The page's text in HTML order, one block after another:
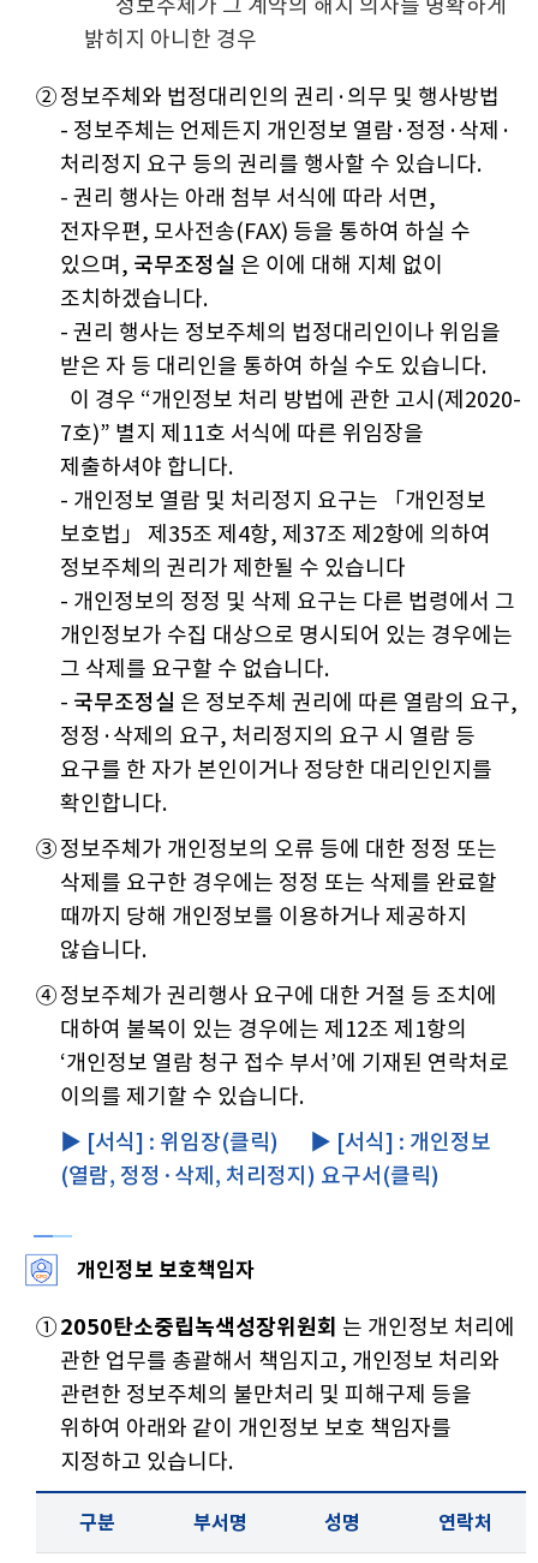
밝히지 아니한 경우
②정보주체와 법정대리인의 권리·의무 및 행사방법
- 정보주체는 언제든지 개인정보 열람·정정·삭제·
처리정지 요구 등의 권리를 행사할 수 있습니다.
- 권리 행사는 아래 첨부 서식에 따라 서면,
전자우편, 모사전송(FAX) 등을 통하여 하실 수
있으며, 국무조정실 은 이에 대해 지체 없이
조치하겠습니다.
- 권리 행사는 정보주체의 법정대리인이나 위임을
받은 자 등 대리인을 통하여 하실 수도 있습니다.
이 경우 “개인정보 처리 방법에 관한 고시(제2020-
7호)” 별지 제11호 서식에 따른 위임장을
제출하셔야 합니다.
- 개인정보 열람 및 처리정지 요구는 「개인정보
보호법」 제35조 제4항, 제37조 제2항에 의하여
정보주체의 권리가 제한될 수 있습니다
- 개인정보의 정정 및 삭제 요구는 다른 법령에서 그
개인정보가 수집 대상으로 명시되어 있는 경우에는
그 삭제를 요구할 수 없습니다.
- 국무조정실 은 정보주체 권리에 따른 열람의 요구,
정정·삭제의 요구, 처리정지의 요구 시 열람 등
요구를 한 자가 본인이거나 정당한 대리인인지를
확인합니다.
③정보주체가 개인정보의 오류 등에 대한 정정 또는
삭제를 요구한 경우에는 정정 또는 삭제를 완료할
때까지 당해 개인정보를 이용하거나 제공하지
않습니다.
④정보주체가 권리행사 요구에 대한 거절 등 조치에
대하여 불복이 있는 경우에는 제12조 제1항의
‘개인정보 열람 청구 접수 부서’에 기재된 연락처로
이의를 제기할 수 있습니다.
▶ [서식] : 위임장(클릭) ▶ [서식] : 개인정보
(열람, 정정·삭제, 처리정지) 요구서(클릭)
개인정보 보호책임자
①2050탄소중립녹색성장위원회 는 개인정보 처리에
관한 업무를 총괄해서 책임지고, 개인정보 처리와
관련한 정보주체의 불만처리 및 피해구제 등을
위하여 아래와 같이 개인정보 보호 책임자를
지정하고 있습니다.
구분 부서명 성명 연락처